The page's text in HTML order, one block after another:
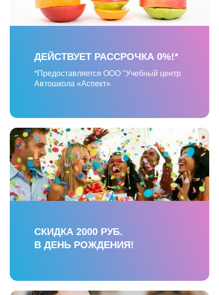
ДЕЙСТВУЕТ РАССРОЧКА 0%!*
*Предоставляется ООО "Учебный центр
Автошкола «Аспект»
СКИДКА 2000 РУБ.
В ДЕНЬ РОЖДЕНИЯ!